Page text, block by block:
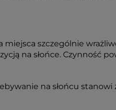
miejsca szczególnie
na słońce. Czynność
na słońcu